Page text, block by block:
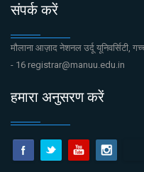
संपर्क करें
मौलाना आज़ाद नेशनल उर्दू यूनिवर्सिटी,
- 16 registrar@manuu.edu.in
हमारा अनुसरण करें